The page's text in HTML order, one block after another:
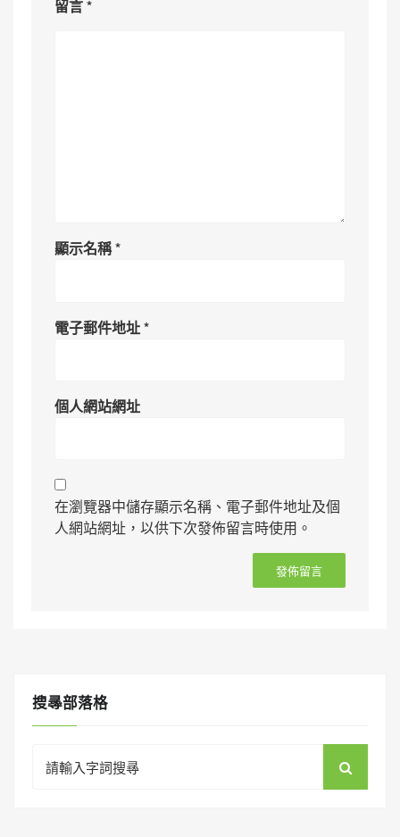
留言*
顯示名稱*
電子郵件地址*
個人網站網址
在瀏覽器中儲存顯示名稱、電子郵件地址及個
人網站網址，以供下次發佈留言時使用。
搜㝷部落格
for: